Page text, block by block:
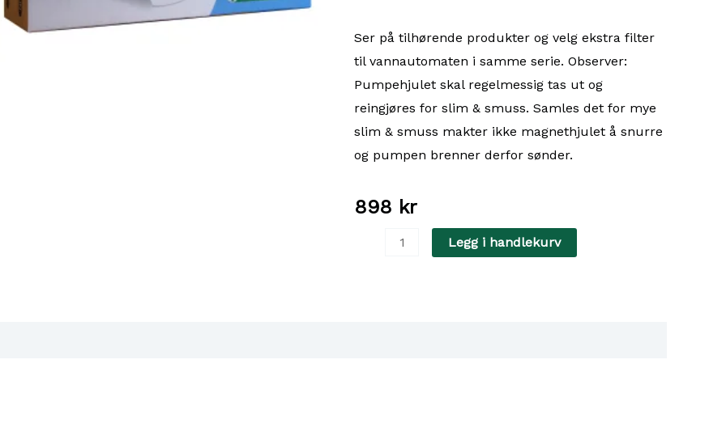
Ser på tilhørende produkter og velg ekstra filter
til vannautomaten i samme serie. Observer:
Pumpehjulet skal regelmessig tas ut og
reingjøres for slim & smuss. Samles det for mye
slim & smuss makter ikke magnethjulet å snurre
og pumpen brenner derfor sønder.
898 kr
Vannfontene
Legg i handlekurv